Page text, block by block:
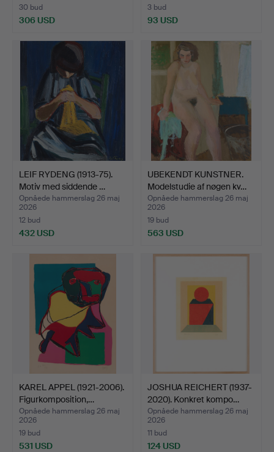
30 bud
306 USD
3 bud
93 USD
LEIF RYDENG (1913-75).
Motiv med siddende …
Opnåede hammerslag 26 maj
2026
12 bud
432 USD
UBEKENDT KUNSTNER.
Modelstudie af nøgen kv…
Opnåede hammerslag 26 maj
2026
19 bud
563 USD
KAREL APPEL (1921-2006).
Figurkomposition,…
Opnåede hammerslag 26 maj
2026
19 bud
531 USD
JOSHUA REICHERT (1937-
2020). Konkret kompo…
Opnåede hammerslag 26 maj
2026
11 bud
124 USD